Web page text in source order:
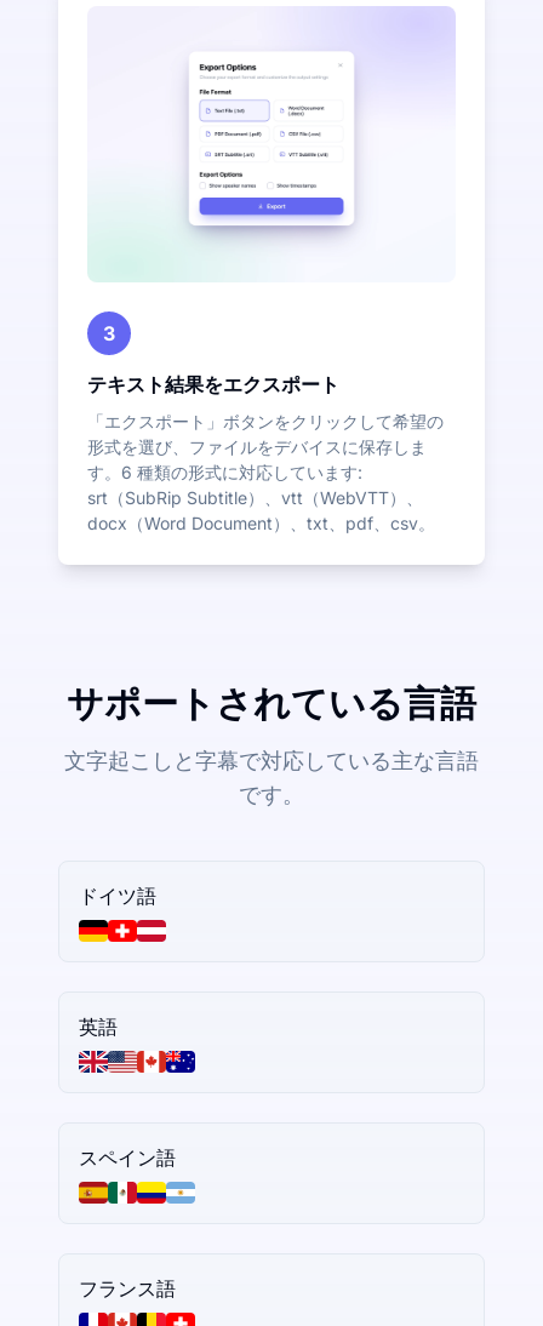
3
テキスト結果をエクスポート
「エクスポート」ボタンをクリックして希望の
形式を選び、ファイルをデバイスに保存しま
す。6 種類の形式に対応しています:
srt（SubRip Subtitle）、vtt（WebVTT）、
docx（Word Document）、txt、pdf、csv。
サポートされている言語
文字起こしと字幕で対応している主な言語
です。
ドイツ語
英語
スペイン語
フランス語